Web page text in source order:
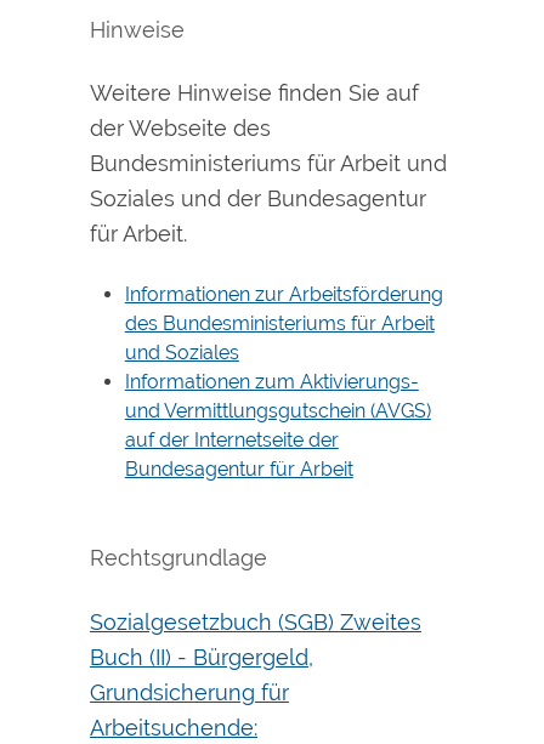
Hinweise
Weitere Hinweise finden Sie auf
der Webseite des
Bundesministeriums für Arbeit und
Soziales und der Bundesagentur
für Arbeit.
Informationen zur Arbeitsförderung
des Bundesministeriums für Arbeit
und Soziales
Informationen zum Aktivierungs-
und Vermittlungsgutschein (AVGS)
auf der Internetseite der
Bundesagentur für Arbeit
Rechtsgrundlage
Sozialgesetzbuch (SGB) Zweites
Buch (II) - Bürgergeld,
Grundsicherung für
Arbeitsuchende: